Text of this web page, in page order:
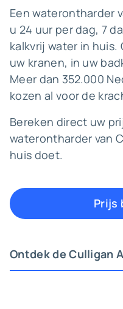
Een waterontharder
u 24 uur per dag, 7
kalkvrij water in huis.
uw kranen, in uw
Meer dan 352.000
kozen al voor de
Bereken direct uw
waterontharder van
huis doet.
Prijs
Ontdek de Culligan